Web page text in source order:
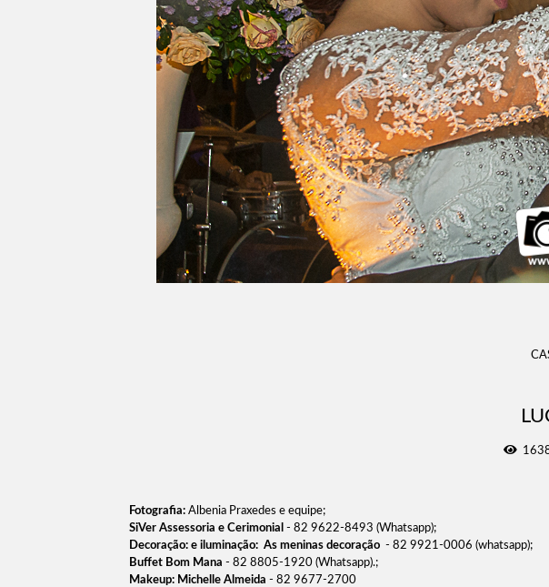
Fotografia: Albenia Praxedes e equipe;
SiVer Assessoria e Cerimonial - 82 9622-8493 (Whatsapp);
Decoração: e iluminação: As meninas decoração - 82 9921-0006 (whatsapp);
Buffet Bom Mana - 82 8805-1920 (Whatsapp).;
Makeup: Michelle Almeida - 82 9677-2700